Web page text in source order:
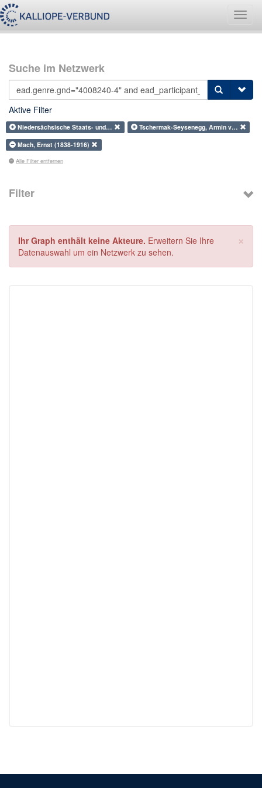
Suche im Netzwerk
Aktive Filter
Niedersächsische Staats- und…
Tschermak-Seysenegg, Armin v…
Mach, Ernst (1838-1916)
Alle Filter entfernen
Filter
×
Ihr Graph enthält keine Akteure. Erweitern Sie Ihre
Datenauswahl um ein Netzwerk zu sehen.